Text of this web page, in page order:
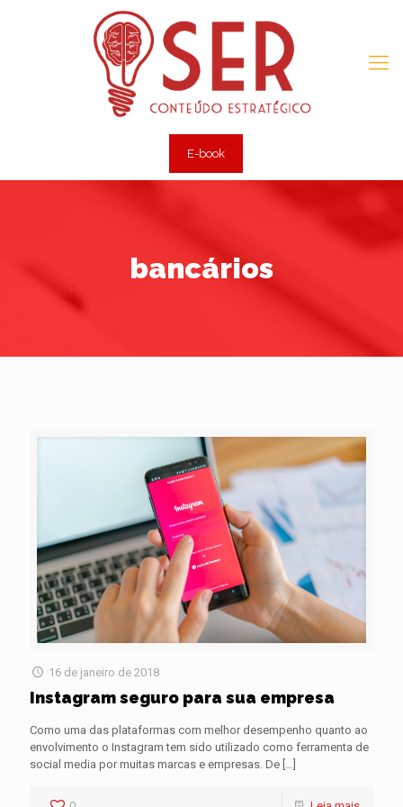
E-book
bancários
16 de janeiro de 2018
Instagram seguro para sua empresa
Como uma das plataformas com melhor desempenho quanto ao
envolvimento o Instagram tem sido utilizado como ferramenta de
social media por muitas marcas e empresas. De